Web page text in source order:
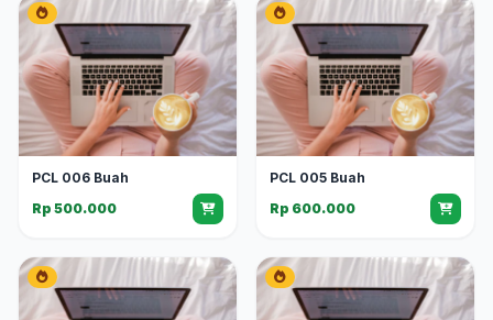
PCL 006 Buah
Rp 500.000
PCL 005 Buah
Rp 600.000